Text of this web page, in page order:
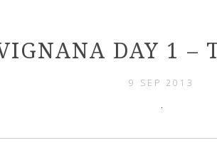
DAY 1 –
9 SEP 2013